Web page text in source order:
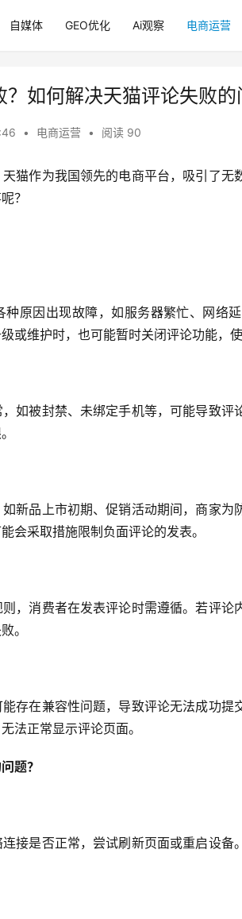
自媒体 GEO优化 Ai观察 电商运营
如何解决天猫评论失败的
• 电商运营 • 阅读 90
猫作为我国领先的电商平台，吸引了
？
种原因出现故障，如服务器繁忙、网络
或维护时，也可能暂时关闭评论功能，
如被封禁、未绑定手机等，可能导致
新品上市初期、促销活动期间，商家为
会采取措施限制负面评论的发表。
，消费者在发表评论时需遵循。若评论
。
存在兼容性问题，导致评论无法成功
法正常显示评论页面。
题？
接是否正常，尝试刷新页面或重启设